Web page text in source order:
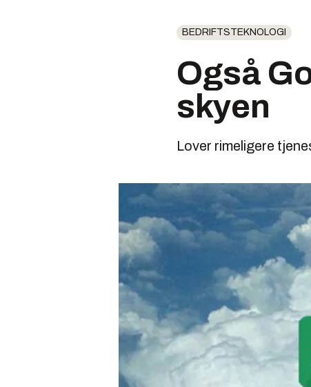
BEDRIFTSTEKNOLOGI
Også
skyen
Lover rimeligere